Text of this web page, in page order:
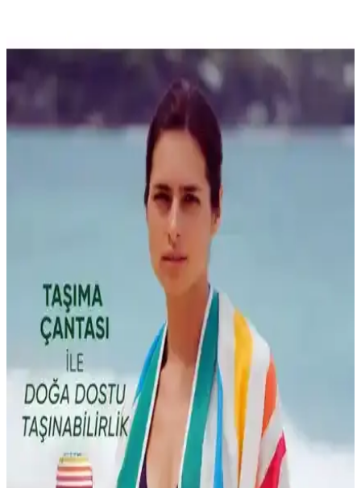
Çevre Dostu Plaj Havluları Karşılaştırması:
Sürdürülebilirlik ve Fonksiyonellik Analizi
İki sürdürülebilir plaj havlusu, kullanım alanları ve özellikleriyle
karşılaştırılıyor. Doğa dostu malzemeleri, kum tutma ve hızlı kuruma
özellikleriyle öne çıkan ürünler hakkında kapsamlı bilgi sunuyor.
Peştemal Seçiminde Dikkat Edilmesi Gerekenler:
Homedius ve MCN Ürünlerinin Karşılaştırması
İki farklı peştemal ürününü malzeme, emicilik ve kullanım alanları
açısından karşılaştırıyoruz. Homedius'un %100 pamuk yapısı ve
yumuşaklığı ile MCN'nin yüksek emiciliği ve farklı kumaş karışımı
Calmera Home Natura Peştemal ve Miabella Home
Büyük Pamuklu Havlu Karşılaştırması
İki popüler pamuklu ürünün özellikleri, kullanıcı yorumları ve
performansları detaylı karşılaştırmasıyla ihtiyaçlarınıza en uygun
havlu veya peştemali seçin.
English Home ve Bella Maison Holly Pamuklu Plaj
Havlusu Karşılaştırması ve Özellikleri
İki yüksek kaliteli pamuklu plaj havlusu arasındaki farklar,
özellikleri ve kullanıcı yorumlarıyla en uygun seçimi yapmanıza
yardımcı oluyor.